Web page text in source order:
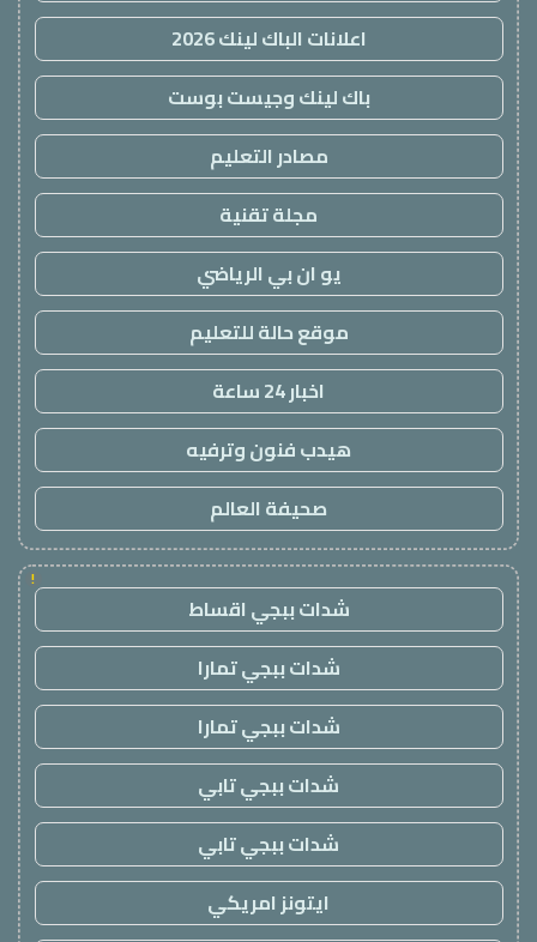
اعلانات الباك لينك 2026
باك لينك وجيست بوست
مصادر التعليم
مجلة تقنية
يو ان بي الرياضي
موقع حالة للتعليم
اخبار 24 ساعة
هيدب فنون وترفيه
صحيفة العالم
!
شدات ببجي اقساط
شدات ببجي تمارا
شدات ببجي تمارا
شدات ببجي تابي
شدات ببجي تابي
ايتونز امريكي